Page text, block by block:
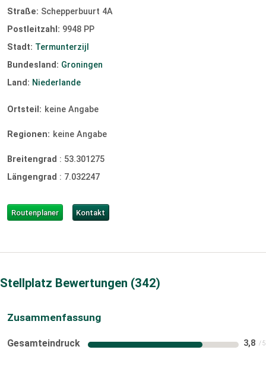
Straße: Schepperbuurt 4A
Postleitzahl: 9948 PP
Stadt: Termunterzijl
Bundesland: Groningen
Land: Niederlande
Ortsteil: keine Angabe
Regionen: keine Angabe
Breitengrad : 53.301275
Längengrad : 7.032247
Routenplaner Kontakt
Stellplatz Bewertungen 342
Zusammenfassung
Gesamteindruck 3,8